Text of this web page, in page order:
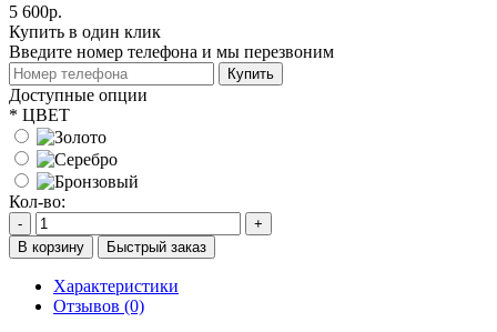
5 600р.
Купить в один клик
Введите номер телефона и мы перезвоним
Купить
Доступные опции
* ЦВЕТ
Кол-во:
-
+
В корзину
Быстрый заказ
Характеристики
Отзывов (0)